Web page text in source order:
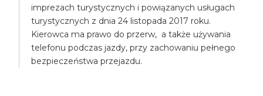
imprezach turystycznych i powiązanych usługach
turystycznych z dnia 24 listopada 2017 roku.
Kierowca ma prawo do przerw, a także używania
telefonu podczas jazdy, przy zachowaniu pełnego
bezpieczeństwa przejazdu.